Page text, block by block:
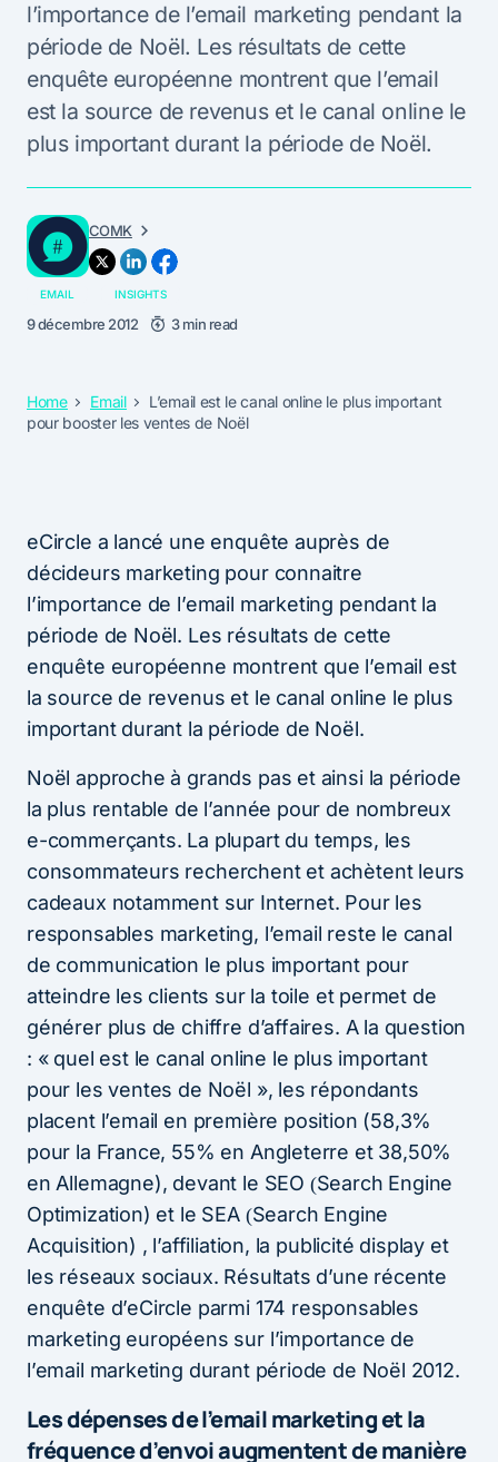
l’importance de l’email marketing pendant la
période de Noël. Les résultats de cette
enquête européenne montrent que l’email
est la source de revenus et le canal online le
plus important durant la période de Noël.
COMK
EMAIL INSIGHTS
9 décembre 2012 3 min read
Home Email
L’email est le canal online le plus important
pour booster les ventes de Noël
eCircle a lancé une enquête auprès de
décideurs marketing pour connaitre
l’importance de l’email marketing pendant la
période de Noël. Les résultats de cette
enquête européenne montrent que l’email est
la source de revenus et le canal online le plus
important durant la période de Noël.
Noël approche à grands pas et ainsi la période
la plus rentable de l’année pour de nombreux
e-commerçants. La plupart du temps, les
consommateurs recherchent et achètent leurs
cadeaux notamment sur Internet. Pour les
responsables marketing, l’email reste le canal
de communication le plus important pour
atteindre les clients sur la toile et permet de
générer plus de chiffre d’affaires. A la question
: « quel est le canal online le plus important
pour les ventes de Noël », les répondants
placent l’email en première position (58,3%
pour la France, 55% en Angleterre et 38,50%
en Allemagne), devant le SEO (Search Engine
Optimization) et le SEA (Search Engine
Acquisition) , l’affiliation, la publicité display et
les réseaux sociaux. Résultats d’une récente
enquête d’eCircle parmi 174 responsables
marketing européens sur l’importance de
l’email marketing durant période de Noël 2012.
Les dépenses de l’email marketing et la
fréquence d’envoi augmentent de manière